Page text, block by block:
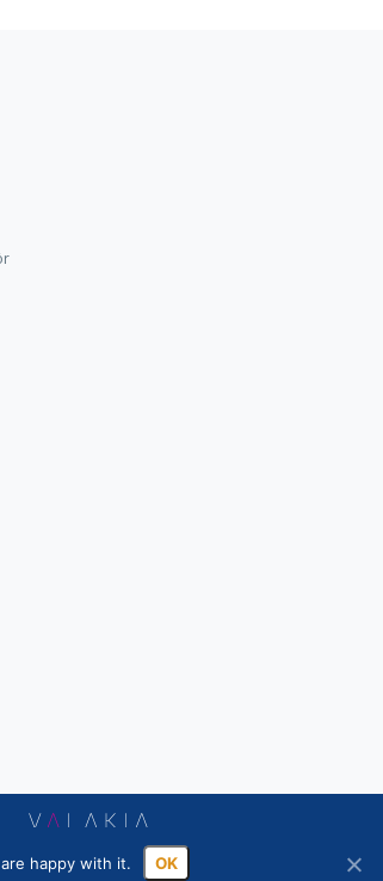
happy with it. OK